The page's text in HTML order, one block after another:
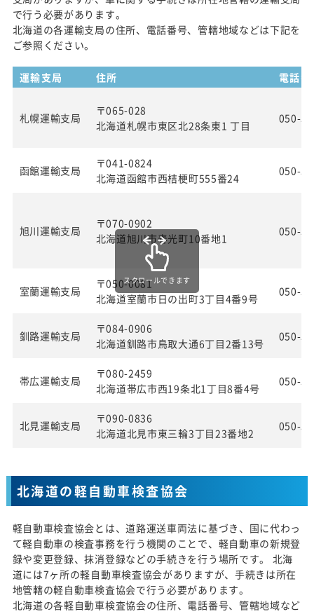
で行う必要があります。
北海道の各運輸支局の住所、電話番号、管轄地域などは下記を
ご参照ください。
運輸支局 住所 電話
札幌運輸支局
〒065-028
北海道札幌市東区北28条東1 丁目
050-
函館運輸支局
〒041-0824
北海道函館市西桔梗町555番24
050-
旭川運輸支局
〒070-0902
北海道旭川市春光町10番地1
050-
室蘭運輸支局
〒050-0081
北海道室蘭市日の出町3丁目4番9号
050-
釧路運輸支局
〒084-0906
北海道釧路市鳥取大通6丁目2番13号
050-
帯広運輸支局
〒080-2459
北海道帯広市西19条北1丁目8番4号
050-
北見運輸支局
〒090-0836
北海道北見市東三輪3丁目23番地2
050-
スクロールできます
北海道の軽自動車検査協会
軽自動車検査協会とは、道路運送車両法に基づき、国に代わっ
て軽自動車の検査事務を行う機関のことで、軽自動車の新規登
録や変更登録、抹消登録などの手続きを行う場所です。 北海
道には7ヶ所の軽自動車検査協会がありますが、手続きは所在
地管轄の軽自動車検査協会で行う必要があります。
北海道の各軽自動車検査協会の住所、電話番号、管轄地域など